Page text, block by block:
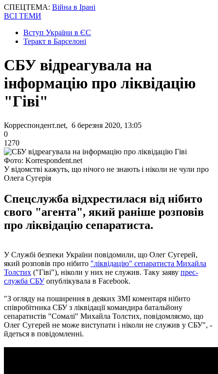
СПЕЦТЕМА: Війна в Ірані
ВСІ ТЕМИ
Вступ України в ЄС
Теракт в Барселоні
СБУ відреагувала на
інформацію про ліквідацію
"Гіві"
Корреспондент.net, 6 березня 2020, 13:05
0
1270
Фото: Korrespondent.net
У відомстві кажуть, що нічого не знають і ніколи не чули про
Олега Сугерія
Спецслужба відхрестилася від нібито
свого "агента", який раніше розповів
про ліквідацію сепаратиста.
У Службі безпеки України повідомили, що Олег Сугерей,
який розповів про нібито "ліквідацію" сепаратиста Михайла
Толстих ("Гіві"), ніколи у них не служив. Таку заяву прес-
служба СБУопублікувала в Facebook.
"З огляду на поширення в деяких ЗМІ коментаря нібито
співробітника СБУ з ліквідації командира батальйону
сепаратистів "Сомалі" Михайла Толстих, повідомляємо, що
Олег Сугерей не може виступати і ніколи не служив у СБУ", -
йдеться в повідомленні.